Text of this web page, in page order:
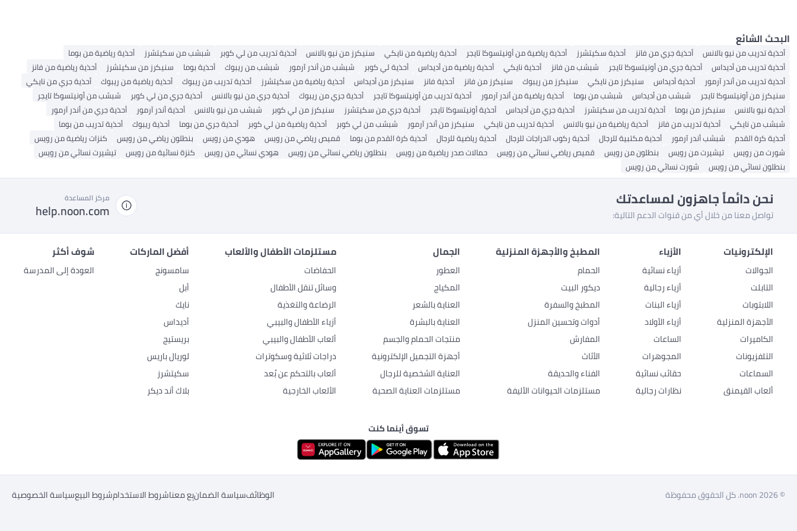
البحث الشائع
أحذية تدريب من نيو بالانس أحذية جري من فانز أحذية سكيتشرز أحذية رياضية من أونيتسوكا تايجر أحذية رياضية من نايكي سنيكرز من نيو بالانس أحذية تدريب من لي كوبر شبشب من سكيتشرز
أحذية رياضية من بوما
أحذية تدريب من أديداس
أحذية جري من أونيتسوكا تايجر شبشب من فانز أحذية نايكي أحذية رياضية من أديداس أحذية لي كوبر شبشب من أندر آرمور شبشب من ريبوك أحذية بوما سنيكرز من سكيتشرز
أحذية رياضية من فانز
أحذية تدريب من أندر آرمور
أحذية أديداس سنيكرز من نايكي سنيكرز من ريبوك سنيكرز من فانز أحذية فانز سنيكرز من أديداس أحذية رياضية من سكيتشرز أحذية تدريب من ريبوك أحذية رياضية من ريبوك
أحذية جري من نايكي
سنيكرز من أونيتسوكا تايجر
شبشب من أديداس شبشب من بوما أحذية رياضية من أندر آرمور أحذية تدريب من أونيتسوكا تايجر أحذية جري من ريبوك أحذية جري من نيو بالانس أحذية جري من لي كوبر
شبشب من أونيتسوكا تايجر
أحذية نيو بالانس
سنيكرز من بوما أحذية تدريب من سكيتشرز أحذية جري من أديداس أحذية أونيتسوكا تايجر أحذية جري من سكيتشرز سنيكرز من لي كوبر شبشب من نيو بالانس أحذية أندر آرمور
أحذية جري من أندر آرمور
شبشب من نايكي
أحذية تدريب من فانز أحذية رياضية من نيو بالانس أحذية تدريب من نايكي سنيكرز من أندر آرمور شبشب من لي كوبر أحذية رياضية من لي كوبر أحذية جري من بوما أحذية ريبوك
أحذية تدريب من بوما
أحذية كرة القدم
شبشب أندر آرمور أحذية مكتبية للرجال أحذية ركوب الدراجات للرجال أحذية رياضية للرجال أحذية كرة القدم من بوما قميص رياضي من رويس هودي من رويس بنطلون رياضي من رويس
كنزات رياضية من رويس
شورت من رويس
تيشيرت من رويس بنطلون من رويس قميص رياضي نسائي من رويس حمالات صدر رياضية من رويس بنطلون رياضي نسائي من رويس هودي نسائي من رويس كنزة نسائية من رويس
تيشيرت نسائي من رويس
بنطلون نسائي من رويس
شورت نسائي من رويس
نحن دائماً جاهزون لمساعدتك
تواصل معنا من خلال أي من قنوات الدعم التالية:
مركز المساعدة
help.noon.com
الإلكترونيات
الجوالات
التابلت
اللابتوبات
الأجهزة المنزلية
الكاميرات
التلفزيونات
السماعات
ألعاب القيمنق
الأزياء
أزياء نسائية
أزياء رجالية
أزياء البنات
أزياء الأولاد
الساعات
المجوهرات
حقائب نسائية
نظارات رجالية
المطبخ والأجهزة المنزلية
الحمام
ديكور البيت
المطبخ والسفرة
أدوات وتحسين المنزل
المفارش
الأثاث
الفناء والحديقة
مستلزمات الحيوانات الأليفة
الجمال
العطور
المكياج
العناية بالشعر
العناية بالبشرة
منتجات الحمام والجسم
أجهزة التجميل الإلكترونية
العناية الشخصية للرجال
مستلزمات العناية الصحية
مستلزمات الأطفال والألعاب
الحفاضات
وسائل تنقل الأطفال
الرضاعة والتغذية
أزياء الأطفال والبيبي
ألعاب الأطفال والبيبي
دراجات ثلاثية وسكوترات
ألعاب بالتحكم عن بُعد
الألعاب الخارجية
أفضل الماركات
سامسونج
أبل
نايك
أديداس
بريستيج
لوريال باريس
سكيتشرز
بلاك أند ديكر
شوف أكثر
العودة إلى المدرسة
تسوق أينما كنت
© 2026 noon. كل الحقوق محفوظة الوظائفسياسة الضمانبِع معناشروط الاستخدامشروط البيعسياسة الخصوصية